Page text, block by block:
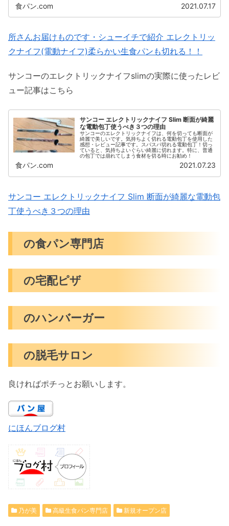
食パン.com 2021.07.17
所さんお届けものです・シューイチで紹介 エレクトリッ
クナイフ(電動ナイフ)柔らかい生食パンも切れる！！
サンコーのエレクトリックナイフslimの実際に使ったレビ
ュー記事はこちら
サンコー エレクトリックナイフ Slim 断面が綺麗
な電動包丁使うべき３つの理由
サンコーのエレクトリックナイフは、何を切っても断面が
綺麗で美しいです。気持ちよく切れる電動包丁を使用した
感想・レビュー記事です。スパスパ切れる電動包丁！切っ
ていると、気持ちよいぐらい綺麗に切れます。特に、普通
の包丁では崩れてしまう食材を切る時にお勧め！
食パン.com 2021.07.23
サンコー エレクトリックナイフ Slim 断面が綺麗な電動包
丁使うべき３つの理由
の食パン専門店
の宅配ピザ
のハンバーガー
の脱毛サロン
良ければポチっとお願いします。
にほんブログ村
乃が美 高級生食パン専門店 新規オープン店